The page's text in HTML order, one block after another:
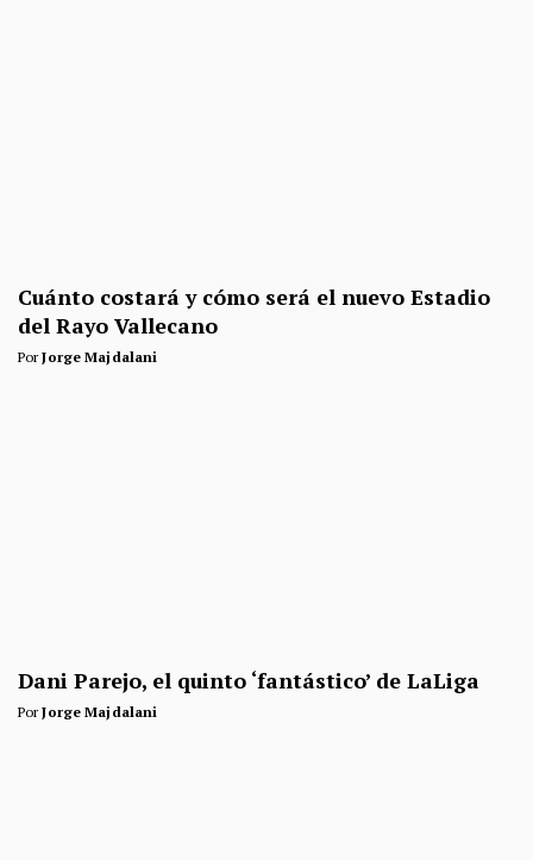
Cuánto costará y cómo será el nuevo Estadio
del Rayo Vallecano
PorJorge Majdalani
Dani Parejo, el quinto ‘fantástico’ de LaLiga
PorJorge Majdalani